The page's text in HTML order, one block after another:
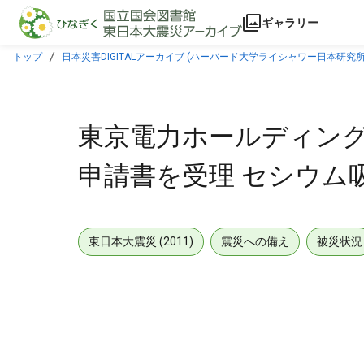
本文に飛ぶ
ギャラリー
トップ 日本災害DIGITALアーカイブ (ハーバード大学ライシャワー日本研究
東京電力ホールディン
申請書を受理 セシウム
東日本大震災 (2011) 震災への備え 被災状況